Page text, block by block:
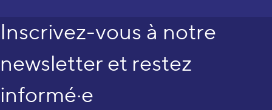
Inscrivez-vous à notre
newsletter et restez
informé·e